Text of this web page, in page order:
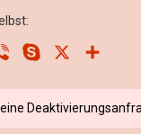
Viber Skype